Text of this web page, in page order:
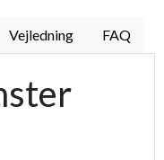
Vejledning FAQ